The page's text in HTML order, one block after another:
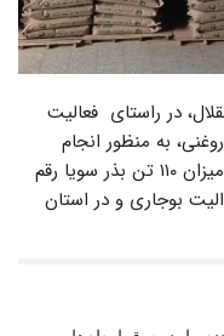
در راستای فعالیت
به منظور انجام
کشت بهاره و تابستانه در آغاز سال جاری میزان ۱۱۰ تن بذر سویا رقم
بوجاری و در استان